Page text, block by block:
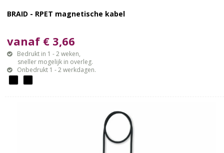
BRAID - RPET magnetische kabel
vanaf € 3,66
Bedrukt in 1 - 2 weken,
sneller mogelijk in overleg.
Onbedrukt 1 - 2 werkdagen.